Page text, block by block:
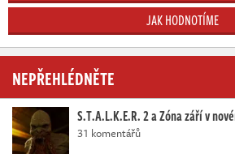
JAK HODNOTÍME
NEPŘEHLÉDNĚTE
S.T.A.L.K.E.R. 2 a Zóna září v
31 komentářů